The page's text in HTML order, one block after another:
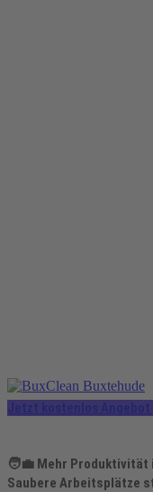
🧑‍💼 Mehr Produktivität
Saubere Arbeitsplätze